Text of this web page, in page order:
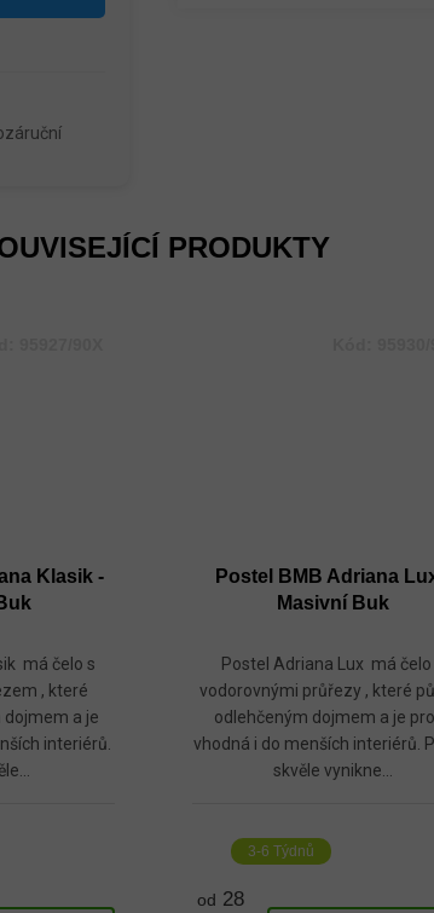
PRODUKTY
Klasik -
má čelo s
, které
dojmem a je
interiérů.
Postel BMB Adriana
Masivní Buk
Postel Adriana Lux má čelo
vodorovnými průřezy , které
odlehčeným dojmem a je
vhodná i do menších interiérů.
skvěle vynikne...
3-6 Týdnů
od 28